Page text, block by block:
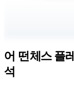
어떤체스 플
석